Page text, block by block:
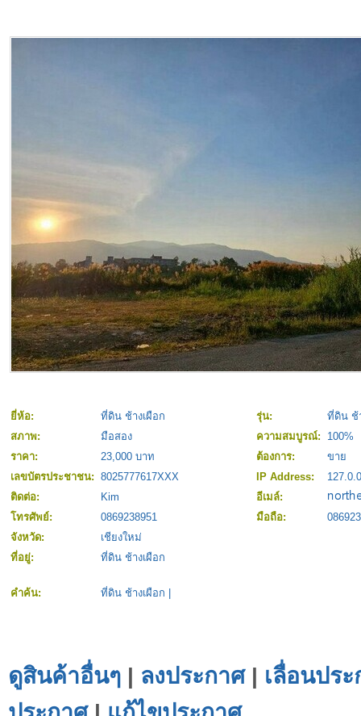
ยี่ห้อ: ที่ดิน ช้างเผือก รุ่น:
ที่ดิน ช้
สภาพ:
มือสอง ความสมบูรณ์:
100%
ราคา:
23,000 บาท ต้องการ:
ขาย
เลขบัตรประชาชน: 8025777617XXX IP Address:
ติดต่อ:
Kim
อีเมล์:
โทรศัพย์:
0869238951 มือถือ:
จังหวัด:
เชียงใหม่
ที่อยู่:
ที่ดิน ช้างเผือก
คำค้น: ที่ดิน ช้างเผือก
ดูสินค้าอื่นๆ | ลงประกาศ| เลื่อนปร